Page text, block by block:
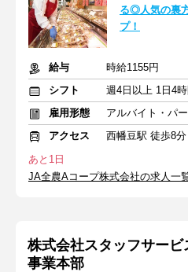
る◎人気の裏
プ！
給与
時給1155円
シフト
週4日以上 1日4
雇用形態
アルバイト・パー
アクセス
西幡豆駅 徒歩8分
あと1日
JA全農Aコープ株式会社の求人一
株式会社スタッフサー
事業本部